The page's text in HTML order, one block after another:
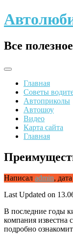
Skip
to
Все
Главная
Советы
Автоприколы
Автошоу
Видео
Карта сайта
Главная
Написал admin, дата
Last Updated on
В последние годы
компания известна
подробно